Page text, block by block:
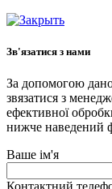
Зв'язатися з нами
За допомогою
звязатися з
ефективної
нижче наведений
Ваше ім'я